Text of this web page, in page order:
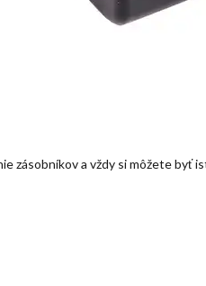
zásobníkov a vždy si môžete byť